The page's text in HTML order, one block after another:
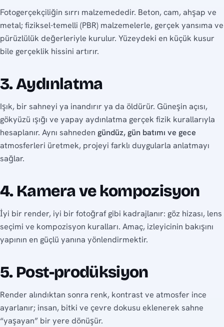
Fotogerçekçiliğin sırrı malzemededir. Beton, cam, ahşap ve
metal; fiziksel-temelli (PBR) malzemelerle, gerçek yansıma ve
pürüzlülük değerleriyle kurulur. Yüzeydeki en küçük kusur
bile gerçeklik hissini artırır.
3. Aydınlatma
Işık, bir sahneyi ya inandırır ya da öldürür. Güneşin açısı,
gökyüzü ışığı ve yapay aydınlatma gerçek fizik kurallarıyla
hesaplanır. Aynı sahneden gündüz, gün batımı ve gece
atmosferleri üretmek, projeyi farklı duygularla anlatmayı
sağlar.
4. Kamera ve kompozisyon
İyi bir render, iyi bir fotoğraf gibi kadrajlanır: göz hizası, lens
seçimi ve kompozisyon kuralları. Amaç, izleyicinin bakışını
yapının en güçlü yanına yönlendirmektir.
5. Post-prodüksiyon
Render alındıktan sonra renk, kontrast ve atmosfer ince
ayarlanır; insan, bitki ve çevre dokusu eklenerek sahne
“yaşayan” bir yere dönüşür.